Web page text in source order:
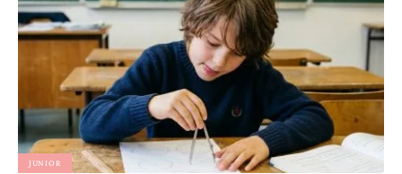
JUNIOR